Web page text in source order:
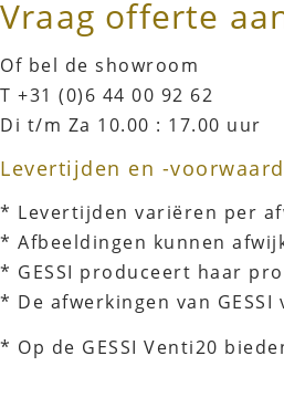
Vraag offerte
Of bel de showroom
T +31 (0)6 44 00 92 62
Di t/m Za 10.00 : 17.00 uur
Levertijden en -
* Levertijden variëren per
* Afbeeldingen kunnen
* GESSI produceert haar
* De afwerkingen van
* Op de GESSI Venti20